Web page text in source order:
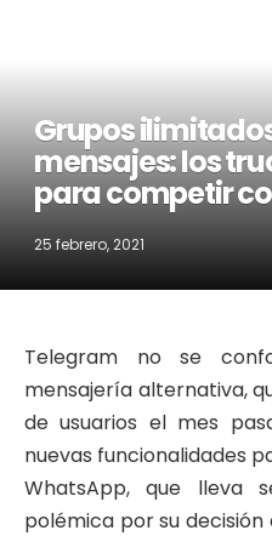
Grupos
mensajes: los
para competir
25 febrero, 2021
Telegram no se
mensajería alternativa,
de usuarios el mes
nuevas funcionalidades
WhatsApp, que lleva
polémica por su